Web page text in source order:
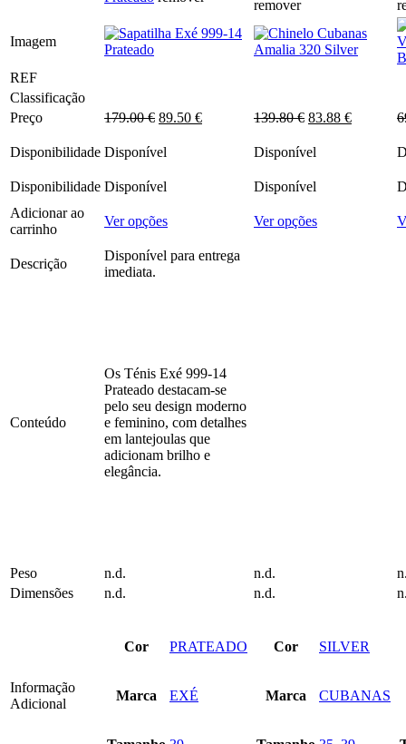
remover
Imagem
REF
Classificação
Preço
179.00€ O
original
179.00 €.
89.50 €O
139.80€ O
original
139.80 €.
83.88 €O
83.88 €.
Disponibilidade Disponível Disponível
Disponibilidade Disponível Disponível
Adicionar ao
carrinho
Ver opçõesThis
has
chosen
on
the
product
page
Ver opçõesThis
Descrição
Disponível para entrega
imediata.
Conteúdo
Os Ténis Exé 999-14
Prateado destacam-se
pelo seu design moderno
e feminino, com detalhes
em lantejoulas que
adicionam brilho e
elegância.
Peso n.d. n.d.
Dimensões
n.d. n.d.
Informação
Adicional
Cor PRATEADO
Marca EXÉ
Cor SILVER
Marca CUBANAS